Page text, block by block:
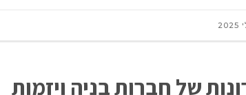
של חברות בניה ויזמות